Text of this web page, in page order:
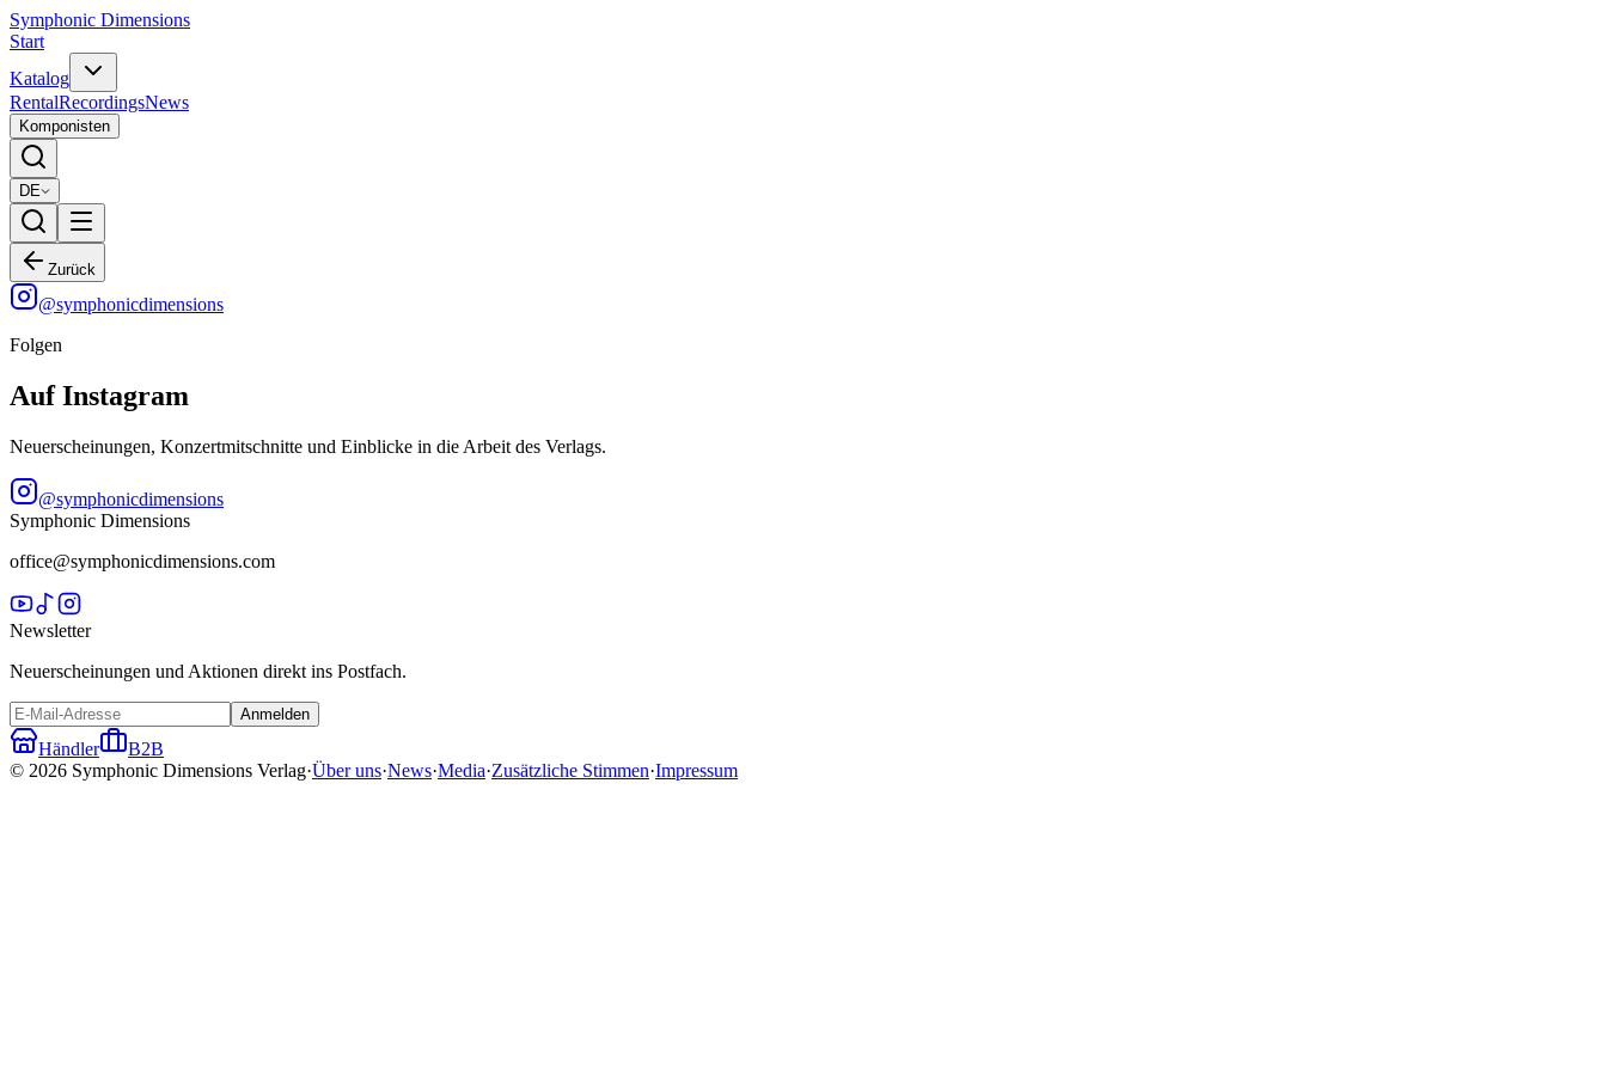
Symphonic Dimensions
Start
Katalog
RentalRecordingsNews
Komponisten
DE
Zurück
@symphonicdimensions
Folgen
Auf Instagram
Neuerscheinungen, Konzertmitschnitte und Einblicke in die Arbeit des Verlags.
@symphonicdimensions
Symphonic Dimensions
office@symphonicdimensions.com
Newsletter
Neuerscheinungen und Aktionen direkt ins Postfach.
Anmelden
Händler
B2B
© 2026 Symphonic Dimensions Verlag·Über uns·News·Media·Zusätzliche Stimmen·Impressum